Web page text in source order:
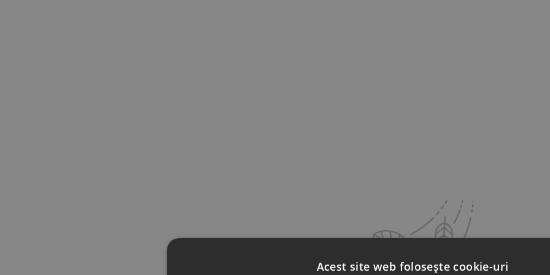
Acest site web folosește cookie-uri